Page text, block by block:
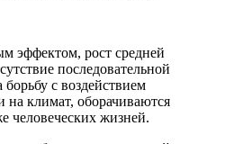
эффектом, рост сред­ней
последователь­ной
с воздействием
на климат, оборачиваются
человеческих жизней.